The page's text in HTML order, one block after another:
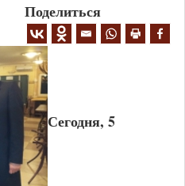
i
o
Поделиться
Сегодня, 5